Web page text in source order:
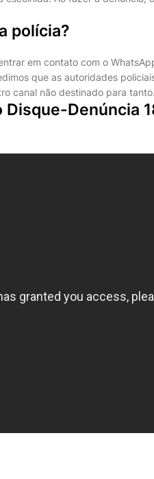
polícia?
em contato com o
que as autoridades
canal não destinado para tanto.
Disque-Denúncia